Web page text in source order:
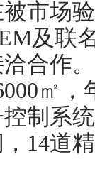
场验
及联
合作
㎡
制系
14道